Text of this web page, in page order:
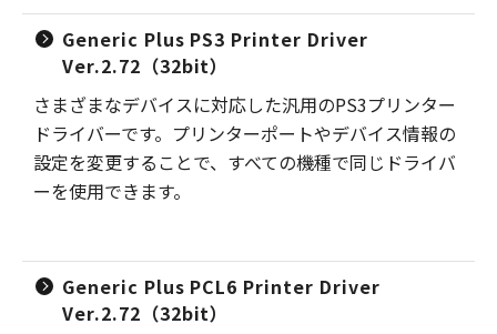
Generic Plus PS3 Printer Driver
Ver.2.72（32bit）
さまざまなデバイスに対応した汎用のPS3プリンター
ドライバーです。プリンターポートやデバイス情報の
設定を変更することで、すべての機種で同じドライバ
ーを使用できます。
Generic Plus PCL6 Printer Driver
Ver.2.72（32bit）